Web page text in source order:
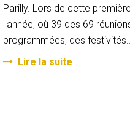
Parilly. Lors de cette
l'année, où 39 des 69
programmées, des
Lire la suite